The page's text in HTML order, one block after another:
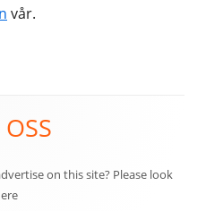
vår.
on this site? Please look